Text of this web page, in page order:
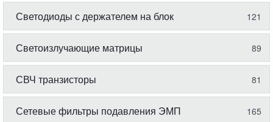
Светодиоды с держателем на блок 121
Светоизлучающие матрицы 89
СВЧ транзисторы 81
Сетевые фильтры подавления ЭМП 165